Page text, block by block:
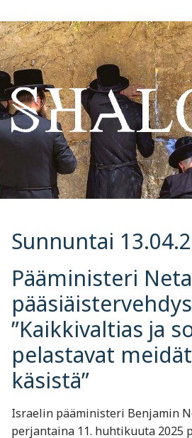
Hyppää
sisältöön
Hae:
Sunnuntai
Pääministeri
”Kaikkivaltias ja
pelastavat
käsistä”
Israelin pääministeri Benjamin
perjantaina 11. huhtikuuta 2025